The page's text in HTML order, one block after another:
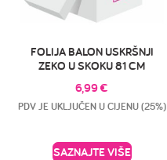
FOLIJA BALON USKRŠNJI
ZEKO U SKOKU 81 CM
6,99€
PDV JE UKLJUČEN U CIJENU (25%)
SAZNAJTE VIŠE